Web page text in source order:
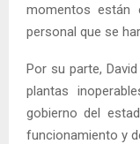
momentos están
personal que se
Por su parte,
plantas
gobierno del
funcionamiento y